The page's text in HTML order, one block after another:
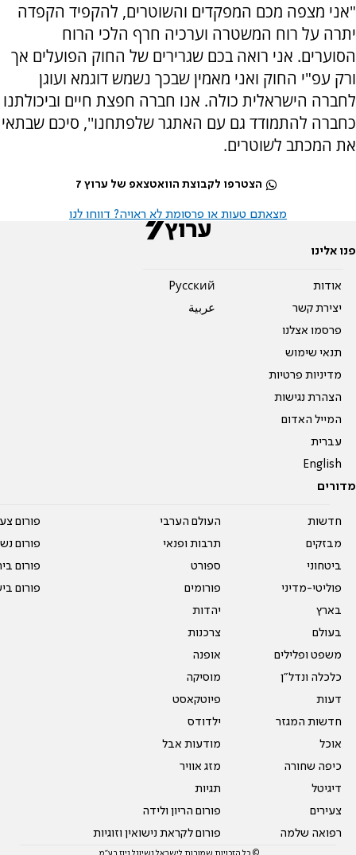
"אני מצפה מכם המפקדים והשוטרים, להקפיד הקפדה
יתרה על רוח המשטרה וערכיה חרף הלכי הרוח
הסוערים. אני רואה בכם שגרירים של החוק הפועלים אך
ורק עפ"י החוק ואני מאמין שבכך נשמש דוגמא ועוגן
לחברה הישראלית כולה. אנו חברה חפצת חיים וביכולתנו
כחברה להתמודד גם עם האתגר שלפתחנו'', סיכם שבתאי
את המכתב לשוטרים.
הצטרפו לקבוצת הוואטצאפ של ערוץ 7
מצאתם טעות או פרסומת לא ראויה? דווחו לנו
פנו אלינו
אודות
יצירת קשר
פרסמו אצלנו
תנאי שימוש
מדיניות פרטיות
הצהרת נגישות
המייל האדום
עברית
English
Pусский
عربية
מדורים
חדשות
מבזקים
ביטחוני
פוליטי-מדיני
בארץ
בעולם
משפט ופלילים
כלכלה ונדל"ן
דעות
חדשות המגזר
אוכל
כיפה שחורה
דיגיטל
צעירים
רפואה שלמה
העולם הערבי
תרבות ופנאי
ספורט
פורומים
יהדות
צרכנות
אופנה
מוסיקה
פיוטקאסט
ילדודס
מודעות אבל
מזג אוויר
תגיות
פורום הריון ולידה
פורום לקראת נישואין וזוגיות
פורום
פורום
פורום
פורום